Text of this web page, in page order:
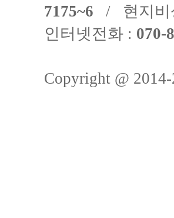
7175~6 / 현지비
인터넷전화 : 070-
Copyright @